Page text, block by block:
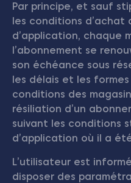
Par principe, et sauf
les conditions d’achat
d’application, chaque
l’abonnement se
son échéance sous
les délais et les
conditions des
résiliation d’un
suivant les conditions
d’application où il a
L’utilisateur est
disposer des